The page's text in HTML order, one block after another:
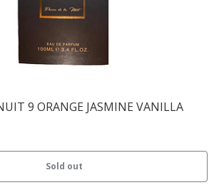
9 ORANGE JASMINE VANILLA
Sold out